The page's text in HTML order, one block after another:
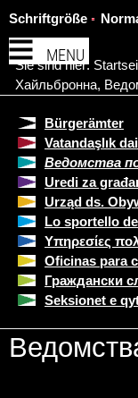
MENU
Schriftgröße
Sie sind hier:
Хайльбронна,
Bürgerämter
Vatandaşlık
Ведомства
Uredi za
Urząd ds.
Lo sportello
Υπηρεσίες
Oficinas para
Граждански
Seksionet e